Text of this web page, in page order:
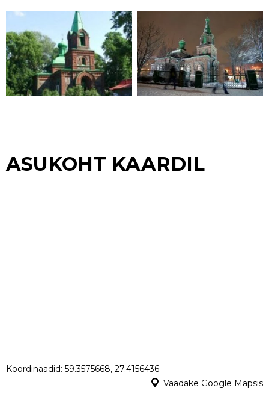
ASUKOHT KAARDIL
Koordinaadid: 59.3575668, 27.4156436
Vaadake Google Mapsis